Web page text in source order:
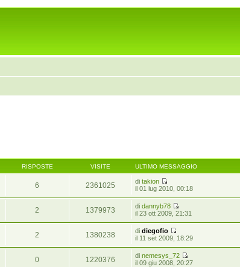
RISPOSTE VISITE ULTIMO MESSAGGIO
6 2361025 ditakion
il 01 lug 2010, 00:18
2 1379973 didannyb78
il 23 ott 2009, 21:31
2 1380238 didiegofio
il 11 set 2009, 18:29
0 1220376 dinemesys_72
il 09 giu 2008, 20:27